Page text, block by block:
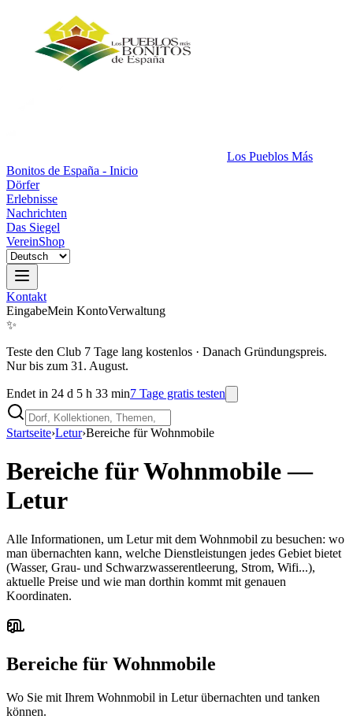
Los Pueblos Más
Bonitos de España - Inicio
Dörfer
Erlebnisse
Nachrichten
Das Siegel
VereinShop
Kontakt
EingabeMein KontoVerwaltung
✨
Teste den Club 7 Tage lang kostenlos · Danach Gründungspreis.
Nur bis zum 31. August.
Endet in 24 d 5 h 33 min7 Tage gratis testen
Startseite›Letur›Bereiche für Wohnmobile
Bereiche für Wohnmobile—
Letur
Alle Informationen, um Letur mit dem Wohnmobil zu besuchen: wo
man übernachten kann, welche Dienstleistungen jedes Gebiet bietet
(Wasser, Grau- und Schwarzwasserentleerung, Strom, Wifi...),
aktuelle Preise und wie man dorthin kommt mit genauen
Koordinaten.
Bereiche für Wohnmobile
Wo Sie mit Ihrem Wohnmobil in Letur übernachten und tanken
können.